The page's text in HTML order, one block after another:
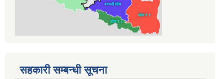
सहकारी सम्बन्धी सूचना